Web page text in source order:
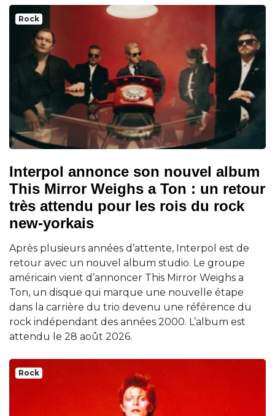
Rock
Interpol annonce son nouvel album
This Mirror Weighs a Ton : un retour
très attendu pour les rois du rock
new-yorkais
Après plusieurs années d’attente, Interpol est de
retour avec un nouvel album studio. Le groupe
américain vient d’annoncer This Mirror Weighs a
Ton, un disque qui marque une nouvelle étape
dans la carrière du trio devenu une référence du
rock indépendant des années 2000. L’album est
attendu le 28 août 2026.
Rock